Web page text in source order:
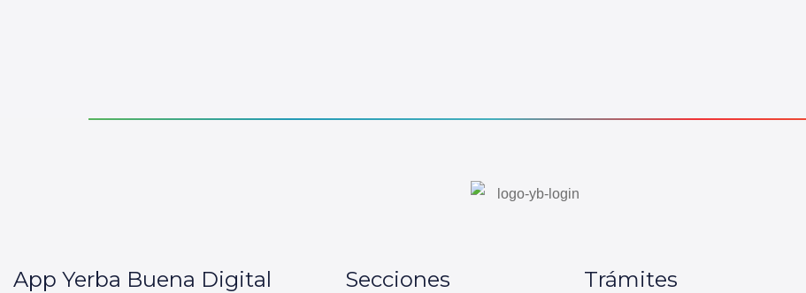
App Yerba Buena Digital Secciones Trámites